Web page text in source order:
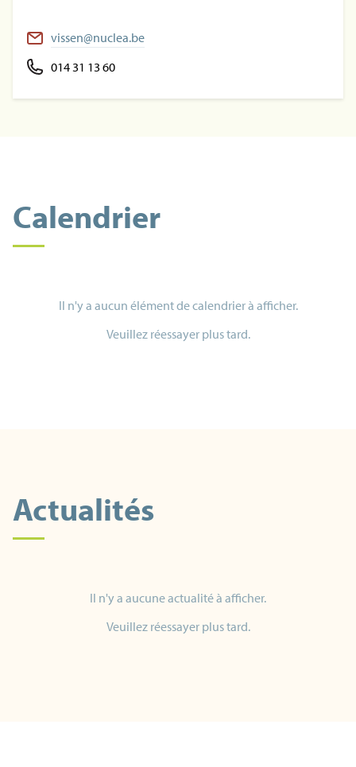
vissen@nuclea.be
014 31 13 60
Calendrier
Il n'y a aucun élément de calendrier à afficher.
Veuillez réessayer plus tard.
Actualités
Il n'y a aucune actualité à afficher.
Veuillez réessayer plus tard.